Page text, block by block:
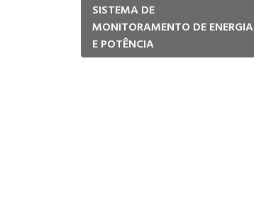
SISTEMA DE
MONITORAMENTO DE ENERGIA
E POTÊNCIA